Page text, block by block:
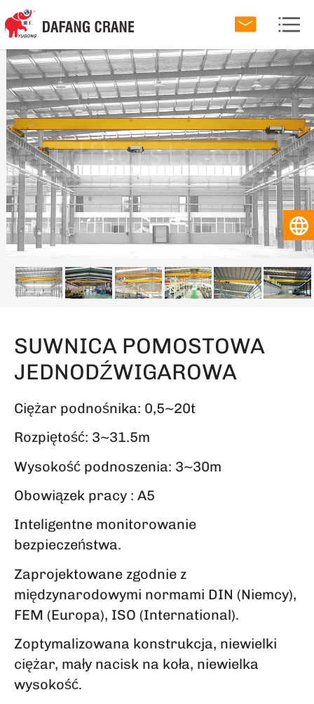
SUWNICA POMOSTOWA
JEDNODŹWIGAROWA
Ciężar podnośnika: 0,5~20t
Rozpiętość: 3~31.5m
Wysokość podnoszenia: 3~30m
Obowiązek pracy : A5
Inteligentne monitorowanie
bezpieczeństwa.
Zaprojektowane zgodnie z
międzynarodowymi normami DIN (Niemcy),
FEM (Europa), ISO (International).
Zoptymalizowana konstrukcja, niewielki
ciężar, mały nacisk na koła, niewielka
wysokość.